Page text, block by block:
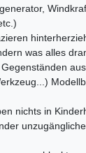
was alles
nichts in